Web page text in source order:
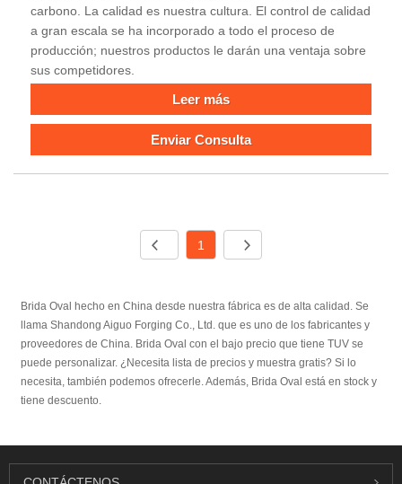
carbono. La calidad es nuestra cultura. El control de calidad
a gran escala se ha incorporado a todo el proceso de
producción; nuestros productos le darán una ventaja sobre
sus competidores.
Leer más
Enviar Consulta
1
Brida Oval hecho en China desde nuestra fábrica es de alta calidad. Se
llama Shandong Aiguo Forging Co., Ltd. que es uno de los fabricantes y
proveedores de China. Brida Oval con el bajo precio que tiene TUV se
puede personalizar. ¿Necesita lista de precios y muestra gratis? Si lo
necesita, también podemos ofrecerle. Además, Brida Oval está en stock y
tiene descuento.